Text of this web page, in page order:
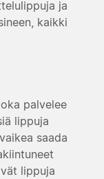
ja
kaikki
palvelee
lippuja
saada
lippuja